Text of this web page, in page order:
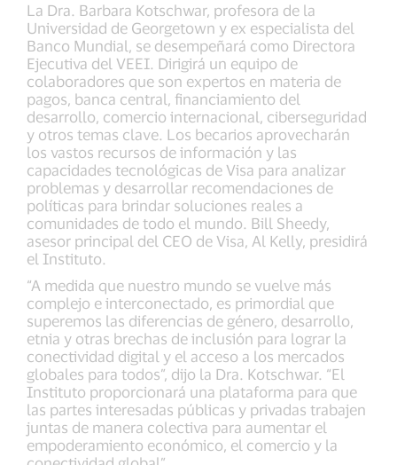
La Dra. Barbara Kotschwar, profesora de la
Universidad de Georgetown y ex especialista del
Banco Mundial, se desempeñará como Directora
Ejecutiva del VEEI. Dirigirá un equipo de
colaboradores que son expertos en materia de
pagos, banca central, financiamiento del
desarrollo, comercio internacional, ciberseguridad
y otros temas clave. Los becarios aprovecharán
los vastos recursos de información y las
capacidades tecnológicas de Visa para analizar
problemas y desarrollar recomendaciones de
políticas para brindar soluciones reales a
comunidades de todo el mundo. Bill Sheedy,
asesor principal del CEO de Visa, Al Kelly, presidirá
el Instituto.
“A medida que nuestro mundo se vuelve más
complejo e interconectado, es primordial que
superemos las diferencias de género, desarrollo,
etnia y otras brechas de inclusión para lograr la
conectividad digital y el acceso a los mercados
globales para todos”, dijo la Dra. Kotschwar. “El
Instituto proporcionará una plataforma para que
las partes interesadas públicas y privadas trabajen
juntas de manera colectiva para aumentar el
empoderamiento económico, el comercio y la